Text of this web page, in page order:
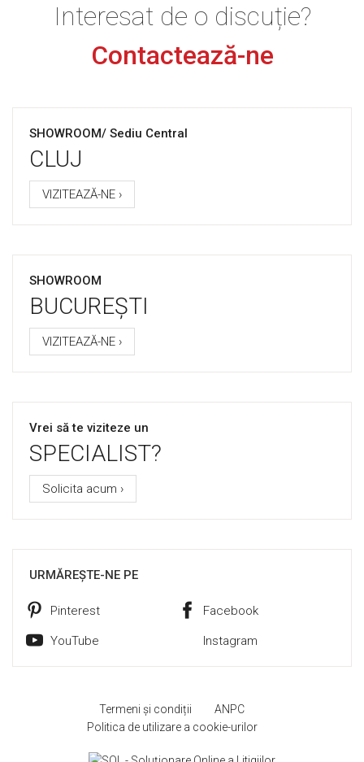
Interesat de o discuție?
Contactează-ne
SHOWROOM/ Sediu Central
CLUJ
VIZITEAZĂ-NE ›
SHOWROOM
BUCUREȘTI
VIZITEAZĂ-NE ›
Vrei să te viziteze un
SPECIALIST?
Solicita acum ›
URMĂREȘTE-NE PE
Pinterest Facebook
YouTube Instagram
Termeni și condiții
ANPC
Politica de utilizare a cookie-urilor